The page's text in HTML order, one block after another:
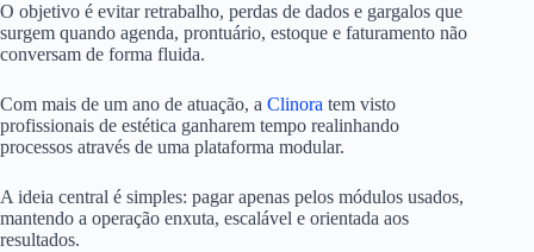
O objetivo é evitar retrabalho, perdas de dados e gargalos que
surgem quando agenda, prontuário, estoque e faturamento não
conversam de forma fluida.
Com mais de um ano de atuação, a Clinora tem visto
profissionais de estética ganharem tempo realinhando
processos através de uma plataforma modular.
A ideia central é simples: pagar apenas pelos módulos usados,
mantendo a operação enxuta, escalável e orientada aos
resultados.